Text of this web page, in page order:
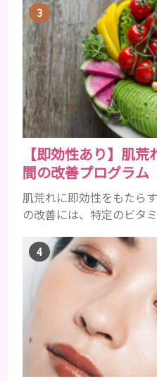
まれた化粧品 乳液とは水
合されている化粧品のこ
のほとんどが水分ですが
いる点が違いといえます
昧なものとしてローショ
分が豊富に含まれて...
【即効性あり】肌
間の改善プログラム
肌荒れに即効性をもたら
の改善には、特定のビタ
を高め、荒れた肌を内側
ビタミンA：レバー、人
人参、ほうれん草などに
ターンオーバーを正常化
ます。特にレバーは吸収
即効性が期待でき...